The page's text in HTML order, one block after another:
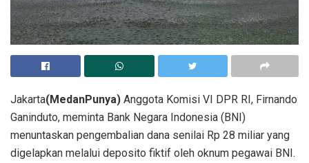
Jakarta(MedanPunya) Anggota Komisi VI DPR RI, Firnando
Ganinduto, meminta Bank Negara Indonesia (BNI)
menuntaskan pengembalian dana senilai Rp 28 miliar yang
digelapkan melalui deposito fiktif oleh oknum pegawai BNI.